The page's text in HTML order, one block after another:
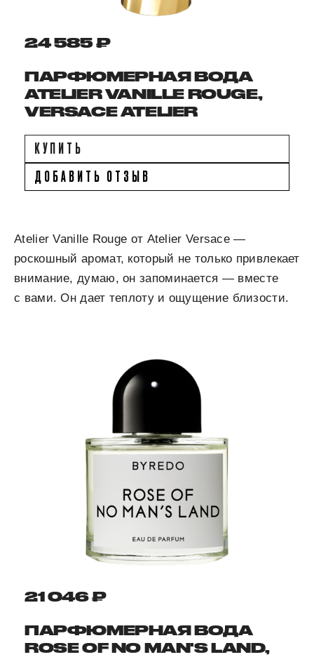
24 585 ₽
ПАРФЮМЕРНАЯ ВОДА
ATELIER VANILLE ROUGE,
VERSACE ATELIER
КУПИТЬ
ДОБАВИТЬ ОТЗЫВ
Atelier Vanille Rouge от Atelier Versace —
роскошный аромат, который не только привлекает
внимание, думаю, он запоминается — вместе
с вами. Он дает теплоту и ощущение близости.
21 046 ₽
ПАРФЮМЕРНАЯ ВОДА
ROSE OF NO MAN'S LAND,